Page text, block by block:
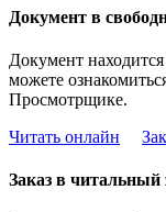
Документ в
Документ
можете
Просмотрщике.
Читать онлайн
Заказ в